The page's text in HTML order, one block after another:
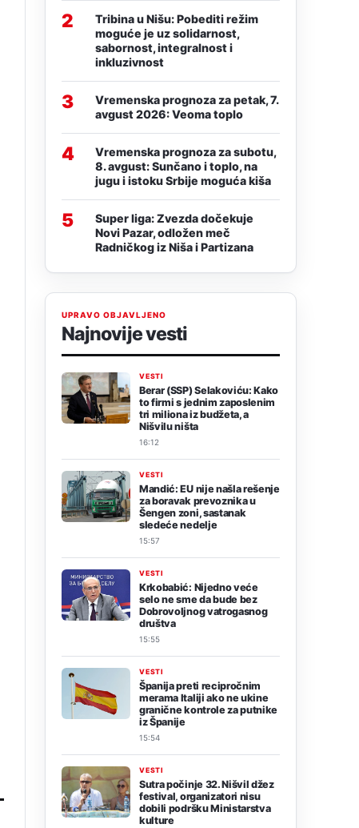
2
Tribina u Nišu: Pobediti režim
moguće je uz solidarnost,
sabornost, integralnost i
inkluzivnost
3
Vremenska prognoza za petak, 7.
avgust 2026: Veoma toplo
4
Vremenska prognoza za subotu,
8. avgust: Sunčano i toplo, na
jugu i istoku Srbije moguća kiša
5
Super liga: Zvezda dočekuje
Novi Pazar, odložen meč
Radničkog iz Niša i Partizana
UPRAVO OBJAVLJENO
Najnovije vesti
VESTI
Berar (SSP) Selakoviću: Kako
to firmi s jednim zaposlenim
tri miliona iz budžeta, a
Nišvilu ništa
16:12
VESTI
Mandić: EU nije našla rešenje
za boravak prevoznika u
Šengen zoni, sastanak
sledeće nedelje
15:57
VESTI
Krkobabić: Nijedno veće
selo ne sme da bude bez
Dobrovoljnog vatrogasnog
društva
15:55
VESTI
Španija preti recipročnim
merama Italiji ako ne ukine
granične kontrole za putnike
iz Španije
15:54
VESTI
Sutra počinje 32. Nišvil džez
festival, organizatori nisu
dobili podršku Ministarstva
kulture